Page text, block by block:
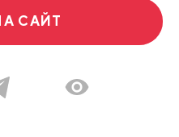
САЙТ